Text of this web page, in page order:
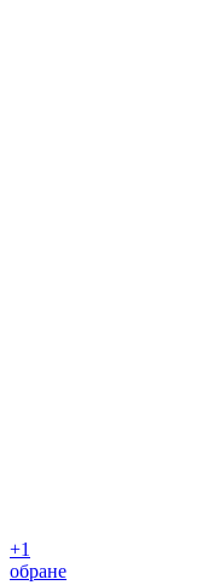
+1
обране